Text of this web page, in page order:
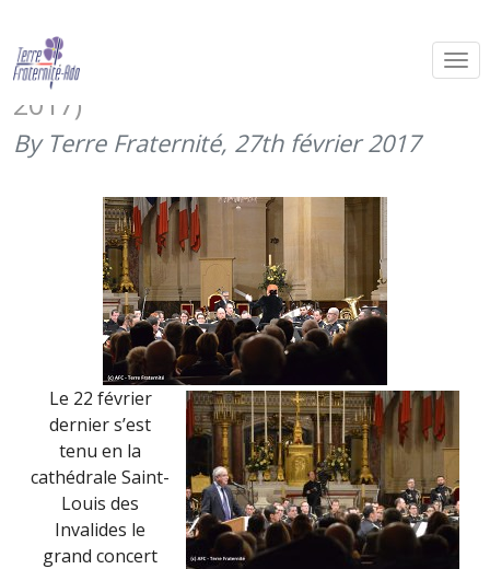
Le concert du Gouverneur militaire
de Paris pour les blessés (22 février
2017)
By Terre Fraternité, 27th février 2017
Le 22 février
dernier s’est
tenu en la
cathédrale Saint-
Louis des
Invalides le
grand concert